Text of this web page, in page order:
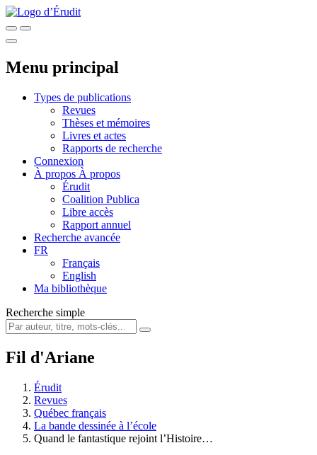
Menu principal
Types de publications
Revues
Thèses et mémoires
Livres et actes
Rapports de recherche
Connexion
À propos À propos
Érudit
Coalition Publica
Libre accès
Rapport annuel
Recherche avancée
FR
Français
English
Ma bibliothèque
Recherche simple
Fil d'Ariane
Érudit
Revues
Québec français
La bande dessinée à l’école
Quand le fantastique rejoint l’Histoire…